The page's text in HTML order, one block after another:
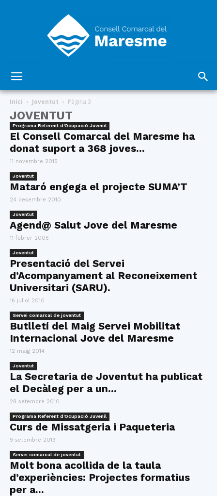
Comarcal
Inici Joventut Pàgina 3
JOVENTUT
Programa Referent d'Ocupació Juvenil
El Consell Comarcal del Maresme ha
donat suport a 368 joves...
11 novembre 2015
Joventut
Mataró engega el projecte SUMA’T
24 desembre 2010
Joventut
Agend@ Salut Jove del Maresme
11 febrer 2005
Joventut
Presentació del Servei
d’Acompanyament al Reconeixement
Universitari (SARU).
16 juliol 2010
Servei comarcal de joventut
Butlletí del Maig Servei Mobilitat
Internacional Jove del Maresme
12 maig 2014
Joventut
La Secretaria de Joventut ha publicat
el Decàleg per a un...
28 setembre 2010
Programa Referent d'Ocupació Juvenil
Curs de Missatgeria i Paqueteria
9 setembre 2019
Servei comarcal de joventut
Molt bona acollida de la taula
d’experiències: Projectes formatius
per a...